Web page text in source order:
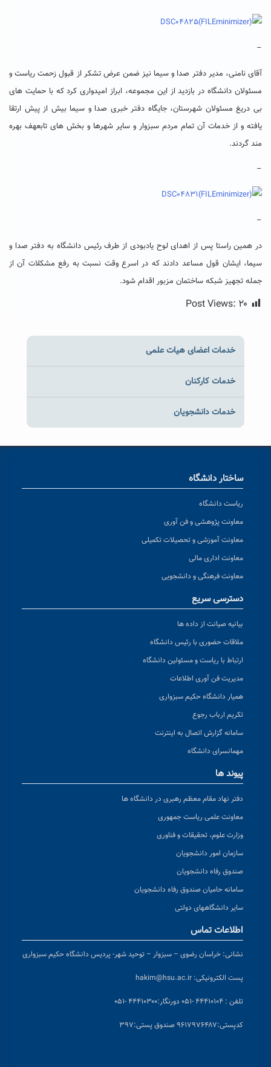
–
آقای نامنی، مدیر دفتر صدا و سیما نیز ضمن عرض تشکر از قبول زحمت ریاست و
مسئولان دانشگاه در بازدید از این مجموعه، ابراز امیدواری کرد که با حمایت های
بی دریغ مسئولان شهرستان، جایگاه دفتر خبری صدا و سیما بیش از پیش ارتقا
یافته و از خدمات آن تمام مردم سبزوار و سایر شهرها و بخش های تابعهف بهره
مند گردند.
–
–
در همین راستا پس از اهدای لوح یادبودی از طرف رئیس دانشگاه به دفتر صدا و
سیما، ایشان قول مساعد دادند که در اسرع وقت نسبت به رفع مشکلات آن از
جمله تجهیز شبکه ساختمان مزبور اقدام شود.
Post Views: ۲۰
خدمات اعضای هیات علمی
خدمات کارکنان
خدمات دانشجویان
ساختار دانشگاه
ریاست دانشگاه
معاونت پژوهشی و فن آوری
معاونت آموزشی و تحصیلات تکمیلی
معاونت اداری مالی
معاونت فرهنگی و دانشجویی
دسترسی سریع
بیانیه صیانت از داده ها
ملاقات حضوری با رئیس دانشگاه
ارتباط با ریاست و مسئولین دانشگاه
مدیریت فن آوری اطلاعات
همیار دانشگاه حکیم سبزواری
تکریم ارباب رجوع
سامانه گزارش اتصال به اینترنت
مهمانسرای دانشگاه
پیوند ها
دفتر نهاد مقام معظم رهبری در دانشگاه ها
معاونت علمی ریاست جمهوری
وزارت علوم، تحقیقات و فناوری
سازمان امور دانشجویان
صندوق رفاه دانشجویان
سامانه حامیان صندوق رفاه دانشجویان
سایر دانشگاههای دولتی
اطلاعات تماس
نشانی: خراسان رضوی – سبزوار – توحید شهر- پردیس دانشگاه حکیم سبزواری
پست الکترونیکی: hakim@hsu.ac.ir
تلفن : ۴۴۴۱۰۱۰۴ -۰۵۱ دورنگار:۴۴۴۱۰۳۰۰ -۰۵۱
کدپستی:۹۶۱۷۹۷۶۴۸۷ صندوق پستی:۳۹۷